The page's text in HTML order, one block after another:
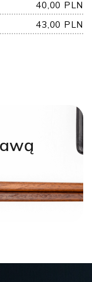
40,00 PLN
43,00 PLN